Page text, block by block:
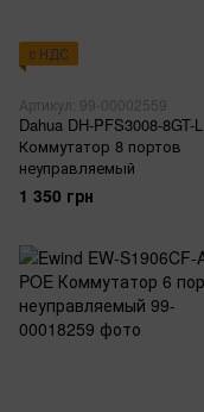
с НДС
Артикул: 99-00002559
Dahua DH-PFS3008-8GT-L
Коммутатор 8 портов
неуправляемый
1 350 грн